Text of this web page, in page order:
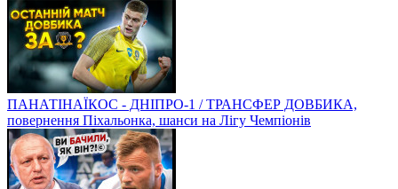
ПАНАТІНАЇКОС - ДНІПРО-1 / ТРАНСФЕР ДОВБИКА,
повернення Піхальонка, шанси на Лігу Чемпіонів